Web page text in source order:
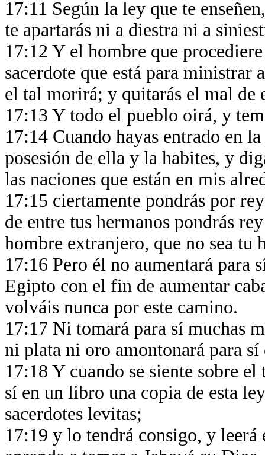
17:11 Según la ley que te
te apartarás ni a diestra ni a
17:12 Y el hombre que
sacerdote que está para
el tal morirá; y quitarás el mal de
17:13 Y todo el pueblo oirá, y
17:14 Cuando hayas entrado en
posesión de ella y la habites, y
las naciones que están en mis
17:15 ciertamente pondrás por
de entre tus hermanos pondrás
hombre extranjero, que no sea tu
17:16 Pero él no aumentará para
Egipto con el fin de aumentar
volváis nunca por este camino.
17:17 Ni tomará para sí muchas
ni plata ni oro amontonará para sí
17:18 Y cuando se siente sobre
sí en un libro una copia de esta
sacerdotes levitas;
17:19 y lo tendrá consigo, y leerá